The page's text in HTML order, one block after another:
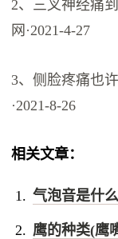
2、三叉神经痛
网·2021-4-27
3、侧脸疼痛也
·2021-8-26
相关文章：
气泡音是什
鹰的种类(鹰